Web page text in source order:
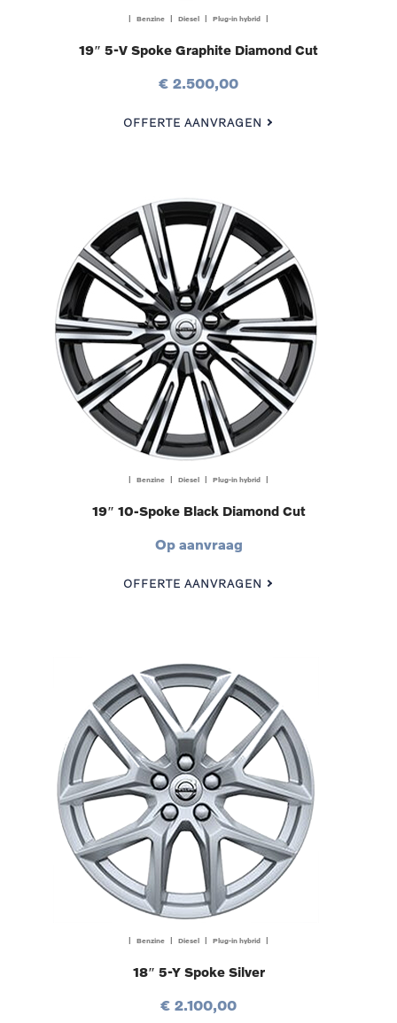
| Benzine | Diesel | Plug-in hybrid |
19″ 5-V Spoke Graphite Diamond Cut
€ 2.500,00
OFFERTE AANVRAGEN
| Benzine | Diesel | Plug-in hybrid |
19″ 10-Spoke Black Diamond Cut
Op aanvraag
OFFERTE AANVRAGEN
| Benzine | Diesel | Plug-in hybrid |
18″ 5-Y Spoke Silver
€ 2.100,00